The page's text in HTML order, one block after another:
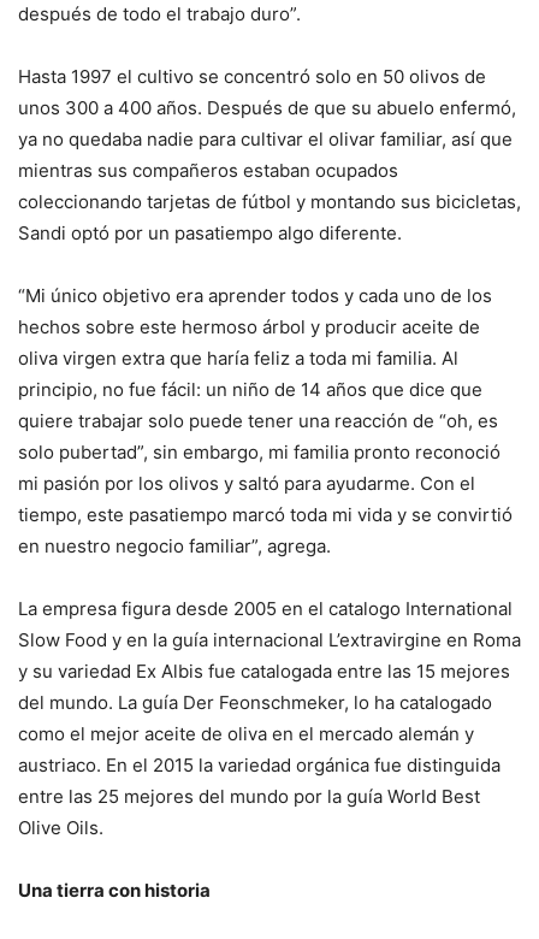
después de todo el trabajo duro”.
Hasta 1997 el cultivo se concentró solo en 50 olivos de
unos 300 a 400 años. Después de que su abuelo enfermó,
ya no quedaba nadie para cultivar el olivar familiar, así que
mientras sus compañeros estaban ocupados
coleccionando tarjetas de fútbol y montando sus bicicletas,
Sandi optó por un pasatiempo algo diferente.
“Mi único objetivo era aprender todos y cada uno de los
hechos sobre este hermoso árbol y producir aceite de
oliva virgen extra que haría feliz a toda mi familia. Al
principio, no fue fácil: un niño de 14 años que dice que
quiere trabajar solo puede tener una reacción de “oh, es
solo pubertad”, sin embargo, mi familia pronto reconoció
mi pasión por los olivos y saltó para ayudarme. Con el
tiempo, este pasatiempo marcó toda mi vida y se convirtió
en nuestro negocio familiar”, agrega.
La empresa figura desde 2005 en el catalogo International
Slow Food y en la guía internacional L’extravirgine en Roma
y su variedad Ex Albis fue catalogada entre las 15 mejores
del mundo. La guía Der Feonschmeker, lo ha catalogado
como el mejor aceite de oliva en el mercado alemán y
austriaco. En el 2015 la variedad orgánica fue distinguida
entre las 25 mejores del mundo por la guía World Best
Olive Oils.
Una tierra con historia